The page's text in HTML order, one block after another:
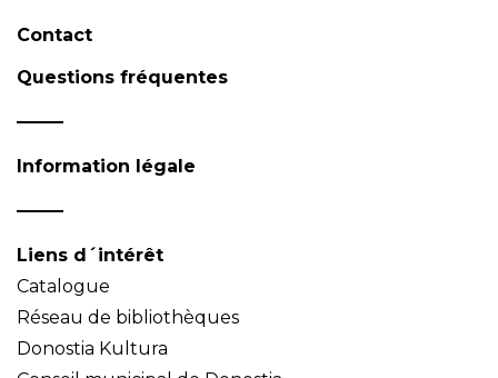
Contact
Questions fréquentes
Information légale
Liens d´intérêt
Catalogue
Réseau de bibliothèques
Donostia Kultura